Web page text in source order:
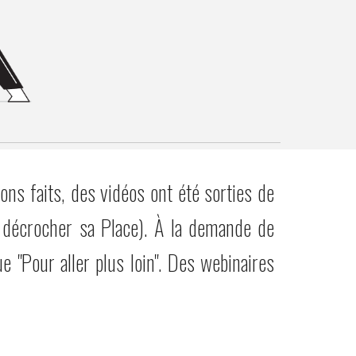
faits, des vidéos ont été sorties de
sa Place). À la demande de
aller plus loin". Des webinaires